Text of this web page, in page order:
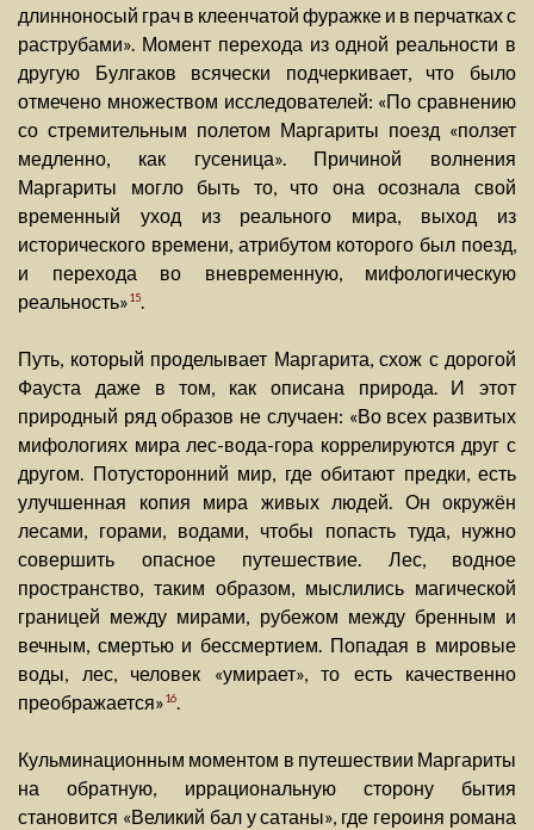
длинноносый грач в клеенчатой фуражке и в перчатках с
раструбами». Момент перехода из одной реальности в
другую Булгаков всячески подчеркивает, что было
отмечено множеством исследователей: «По сравнению
со стремительным полетом Маргариты поезд «ползет
медленно, как гусеница». Причиной волнения
Маргариты могло быть то, что она осознала свой
временный уход из реального мира, выход из
исторического времени, атрибутом которого был поезд,
и перехода во вневременную, мифологическую
реальность»15.
Путь, который проделывает Маргарита, схож с дорогой
Фауста даже в том, как описана природа. И этот
природный ряд образов не случаен: «Во всех развитых
мифологиях мира лес-вода-гора коррелируются друг с
другом. Потусторонний мир, где обитают предки, есть
улучшенная копия мира живых людей. Он окружён
лесами, горами, водами, чтобы попасть туда, нужно
совершить опасное путешествие. Лес, водное
пространство, таким образом, мыслились магической
границей между мирами, рубежом между бренным и
вечным, смертью и бессмертием. Попадая в мировые
воды, лес, человек «умирает», то есть качественно
преображается»16.
Кульминационным моментом в путешествии Маргариты
на обратную, иррациональную сторону бытия
становится «Великий бал у сатаны», где героиня романа